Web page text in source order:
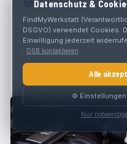
Werkstatt
🍪Datenschutz &
FindMyWerkstatt
DSGVO) verwendet Cookies.
Einwilligung jederzeit
· DSB kontaktieren
Alle
⚙️
Nur